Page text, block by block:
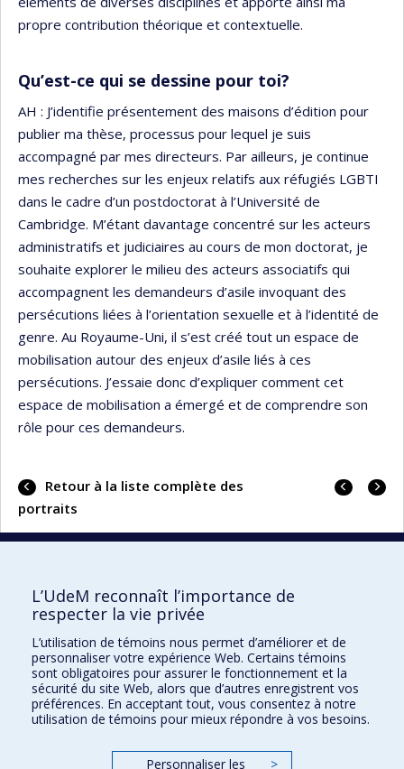
propre contribution théorique et contextuelle.
Qu’est-ce qui se dessine pour toi?
AH : J’identifie présentement des maisons d’édition pour
publier ma thèse, processus pour lequel je suis
accompagné par mes directeurs. Par ailleurs, je continue
mes recherches sur les enjeux relatifs aux réfugiés LGBTI
dans le cadre d’un postdoctorat à l’Université de
Cambridge. M’étant davantage concentré sur les acteurs
administratifs et judiciaires au cours de mon doctorat, je
souhaite explorer le milieu des acteurs associatifs qui
accompagnent les demandeurs d’asile invoquant des
persécutions liées à l’orientation sexuelle et à l’identité de
genre. Au Royaume-Uni, il s’est créé tout un espace de
mobilisation autour des enjeux d’asile liés à ces
persécutions. J’essaie donc d’expliquer comment cet
espace de mobilisation a émergé et de comprendre son
rôle pour ces demandeurs.
Retour à la liste complète des
portraits
UdeM international
3744, rue Jean-Brillant
Bureau 581, 5e étage
Montréal (Québec)
Canada H3T 1P1
Pour nous joindre
L’UdeM reconnaît l’importance de
respecter la vie privée
L’utilisation de témoins nous permet d’améliorer et de
personnaliser votre expérience Web. Certains témoins
sont obligatoires pour assurer le fonctionnement et la
sécurité du site Web, alors que d’autres enregistrent vos
préférences. En acceptant tout, vous consentez à notre
utilisation de témoins pour mieux répondre à vos besoins.
Personnaliser les >